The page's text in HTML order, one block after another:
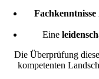
Eine
Die Überprüfung
kompetenten